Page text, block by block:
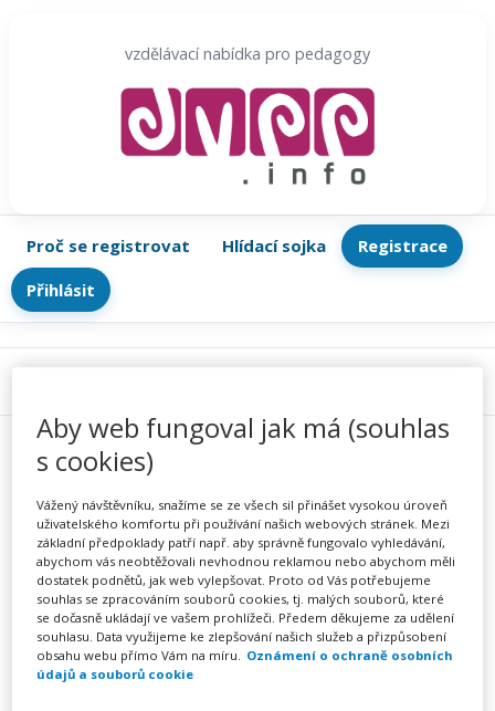
vzdělávací nabídka pro pedagogy
Proč se registrovat Hlídací sojka
Registrace
Přihlásit
Respektující výchova – mýty
a principy
PořádáZřetel, s.r.o.
Aby web fungoval jak má (souhlas
s cookies)
Vážený návštěvníku, snažíme se ze všech sil přinášet vysokou úroveň
uživatelského komfortu při používání našich webových stránek. Mezi
základní předpoklady patří např. aby správně fungovalo vyhledávání,
abychom vás neobtěžovali nevhodnou reklamou nebo abychom měli
dostatek podnětů, jak web vylepšovat. Proto od Vás potřebujeme
souhlas se zpracováním souborů cookies, tj. malých souborů, které
se dočasně ukládají ve vašem prohlížeči. Předem děkujeme za udělení
souhlasu. Data využijeme ke zlepšování našich služeb a přizpůsobení
obsahu webu přímo Vám na míru. Oznámení o ochraně osobních
údajů a souborů cookie